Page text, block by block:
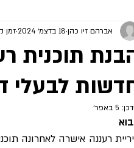
לבעלי
אברהם זיו כהן 18 בדצמ׳ 2024 זמן
5 באפר׳
רעננה אישרה לאחרונה